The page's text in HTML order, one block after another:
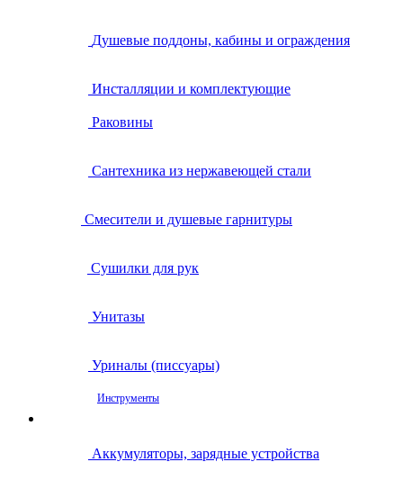
Душевые поддоны, кабины и ограждения
Инсталляции и комплектующие
Раковины
Сантехника из нержавеющей стали
Смесители и душевые гарнитуры
Сушилки для рук
Унитазы
Уриналы (писсуары)
Инструменты
Аккумуляторы, зарядные устройства